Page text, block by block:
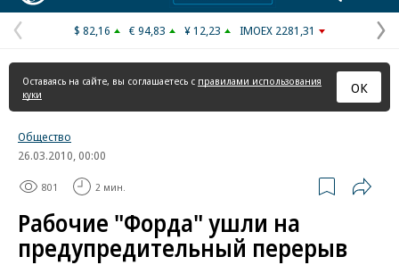
Предыдущая
страница
$ 82,16 € 94,83 ¥ 12,23 IMOEX 2281,31
Оставаясь на сайте, вы соглашаетесь с правилами использования
куки
ОК
Общество
26.03.2010, 00:00
801 2 мин.
Рабочие "Форда" ушли на
предупредительный перерыв